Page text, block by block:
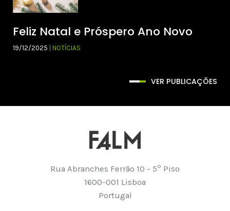
Feliz Natal e Próspero Ano Novo
19/12/2025 | NOTÍCIAS
VER PUBLICAÇÕES
Rua Abranches Ferrão 10 - 5º Piso
1600-001 Lisboa
Portugal